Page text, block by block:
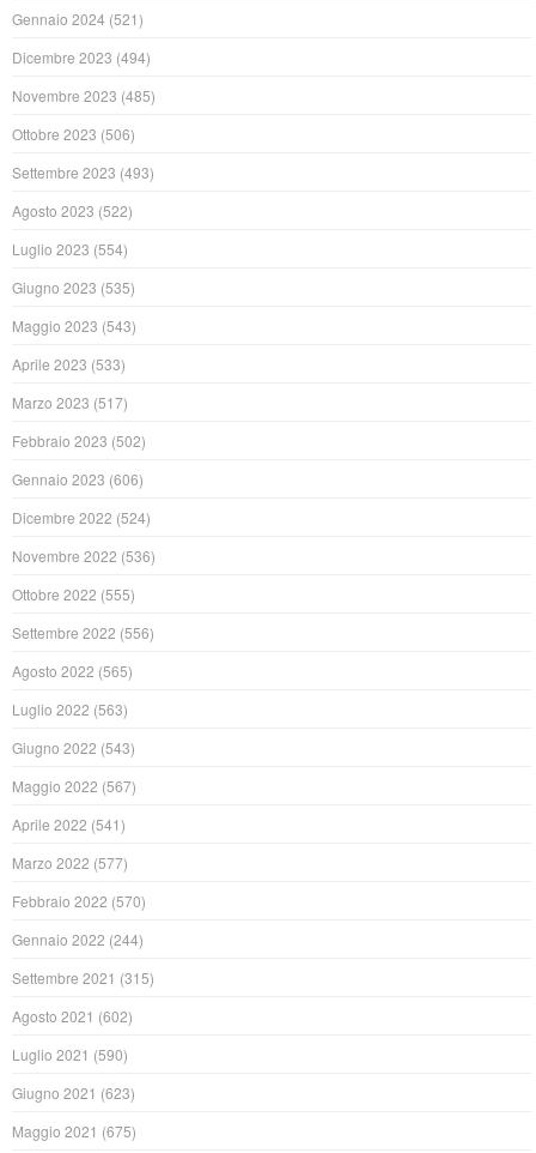
Gennaio 2024 (521)
Dicembre 2023 (494)
Novembre 2023 (485)
Ottobre 2023 (506)
Settembre 2023 (493)
Agosto 2023 (522)
Luglio 2023 (554)
Giugno 2023 (535)
Maggio 2023 (543)
Aprile 2023 (533)
Marzo 2023 (517)
Febbraio 2023 (502)
Gennaio 2023 (606)
Dicembre 2022 (524)
Novembre 2022 (536)
Ottobre 2022 (555)
Settembre 2022 (556)
Agosto 2022 (565)
Luglio 2022 (563)
Giugno 2022 (543)
Maggio 2022 (567)
Aprile 2022 (541)
Marzo 2022 (577)
Febbraio 2022 (570)
Gennaio 2022 (244)
Settembre 2021 (315)
Agosto 2021 (602)
Luglio 2021 (590)
Giugno 2021 (623)
Maggio 2021 (675)